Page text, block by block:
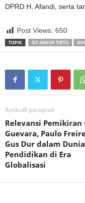
DPRD H. Afandi, serta
Post Views: 650
TOPIK GP ANSOR TIRTO
Artikulli paraprak
Relevansi Pemikiran
Guevara, Paulo
Gus Dur dalam Dunia
Pendidikan di Era
Globalisasi